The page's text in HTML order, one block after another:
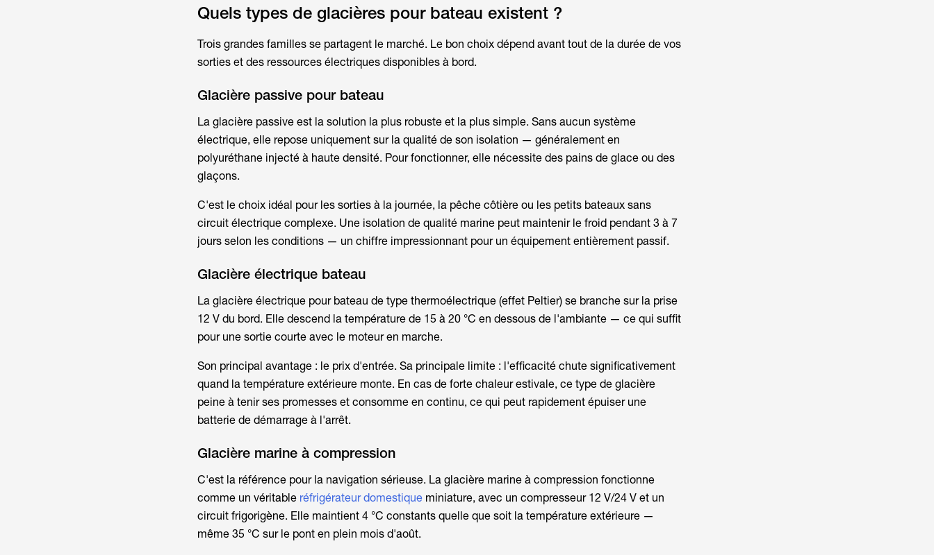
Quels types de glacières pour bateau existent ?
Trois grandes familles se partagent le marché. Le bon choix dépend avant tout de la durée de vos
sorties et des ressources électriques disponibles à bord.
Glacière passive pour bateau
La glacière passive est la solution la plus robuste et la plus simple. Sans aucun système
électrique, elle repose uniquement sur la qualité de son isolation — généralement en
polyuréthane injecté à haute densité. Pour fonctionner, elle nécessite des pains de glace ou des
glaçons.
C'est le choix idéal pour les sorties à la journée, la pêche côtière ou les petits bateaux sans
circuit électrique complexe. Une isolation de qualité marine peut maintenir le froid pendant 3 à 7
jours selon les conditions — un chiffre impressionnant pour un équipement entièrement passif.
Glacière électrique bateau
La glacière électrique pour bateau de type thermoélectrique (effet Peltier) se branche sur la prise
12 V du bord. Elle descend la température de 15 à 20 °C en dessous de l'ambiante — ce qui suffit
pour une sortie courte avec le moteur en marche.
Son principal avantage : le prix d'entrée. Sa principale limite : l'efficacité chute significativement
quand la température extérieure monte. En cas de forte chaleur estivale, ce type de glacière
peine à tenir ses promesses et consomme en continu, ce qui peut rapidement épuiser une
batterie de démarrage à l'arrêt.
Glacière marine à compression
C'est la référence pour la navigation sérieuse. La glacière marineà compression fonctionne
comme un véritable réfrigérateur domestiqueminiature, avec un compresseur 12 V/24 V et un
circuit frigorigène. Elle maintient 4 °C constants quelle que soit la température extérieure —
même 35 °C sur le pont en plein mois d'août.